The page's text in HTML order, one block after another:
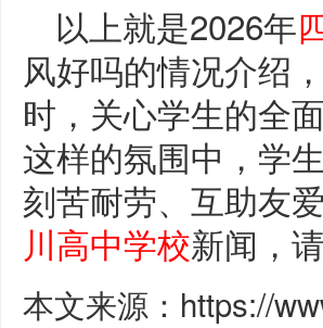
以上就是2026年
风好吗的情况介绍
时，关心学生的全
这样的氛围中，学
刻苦耐劳、互助友
川高中学校新闻，
本文来源：https://